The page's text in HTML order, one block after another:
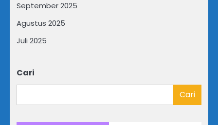
September 2025
Agustus 2025
Juli 2025
Cari
Cari